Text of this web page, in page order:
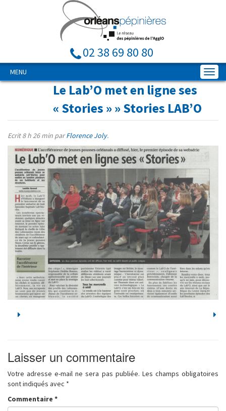
02 38 69 80 80
MENU
Le Lab’O met en ligne ses
« Stories » » Stories LAB’O
Ecrit8 h 26 min parFlorence Joly.
Laisser un commentaire
Votre adresse e-mail ne sera pas publiée. Les champs obligatoires
sont indiqués avec *
Commentaire *